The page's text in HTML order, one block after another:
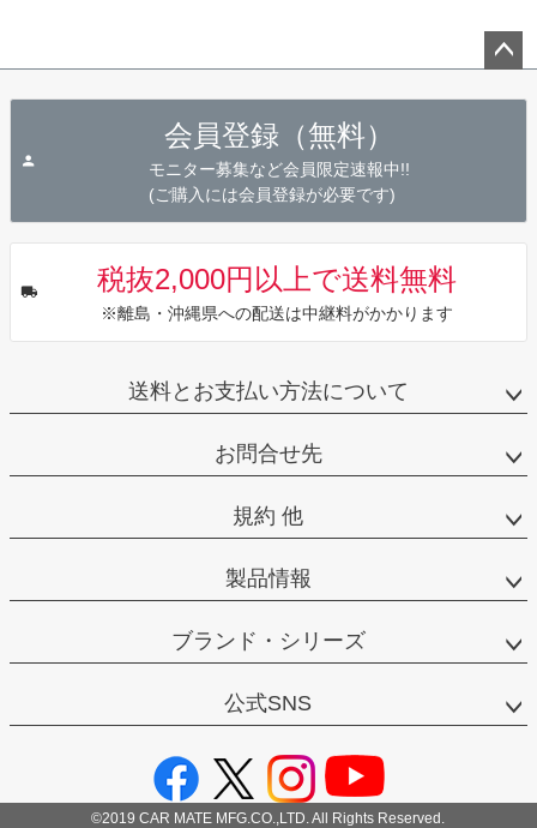
会員登録（無料）
モニター募集など会員限定速報中!!
(ご購入には会員登録が必要です)
税抜2,000円以上で送料無料
※離島・沖縄県への配送は中継料がかかります
送料とお支払い方法について
お問合せ先
規約 他
製品情報
ブランド・シリーズ
公式SNS
©2019 CAR MATE MFG.CO.,LTD. All Rights Reserved.